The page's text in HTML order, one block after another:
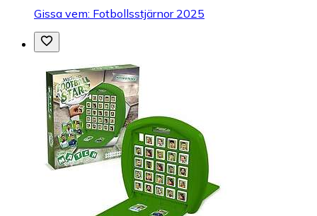
Gissa vem: Fotbollsstjärnor 2025